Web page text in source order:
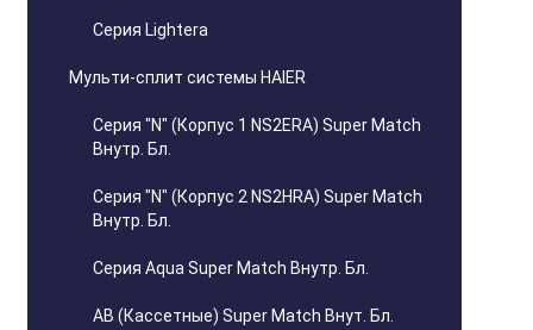
Серия Lightera
Мульти-сплит системы HAIER
Серия "N" (Корпус 1 NS2ERA) Super Match
Внутр. Бл.
Серия "N" (Корпус 2 NS2HRA) Super Match
Внутр. Бл.
Серия Aqua Super Match Внутр. Бл.
AB (Кассетные) Super Match Внут. Бл.